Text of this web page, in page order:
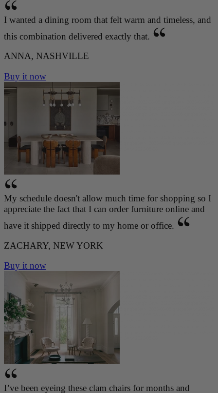
I wanted a dining room that felt warm and timeless, and
this combination delivered exactly that.
ANNA, NASHVILLE
Buy it now
My schedule doesn't allow much time for shopping so I
appreciate the fact that I can order furniture online and
have it shipped directly to my home or office.
ZACHARY, NEW YORK
Buy it now
6evw 2026-08-08 qmqbu6evw 2026-08-08 qmqbu6evw 2026-08-08 qmqbu6evw 2026-08-08 qmqbu6evw
2026-08-08 qmqbu6evw 2026-08-08 qmqbu6evw 2026-08-08 qmqbu6evw 2026-08-08 qmqbu6evw 2026-0
8-08 qmqbu6evw 2026-08-08 qmqbu6evw 2026-08-08 qmqbu6evw 2026-08-08 qmqbu6evw 2026-08-08 q
mqbu6evw 2026-08-08 qmqbu6evw 2026-08-08 qmqbu6evw 2026-08-08 qmqbu6evw 2026-08-08 qmqbu6
evw 2026-08-08 qmqbu6evw 2026-08-08 qmqbu6evw 2026-08-08 qmqbu6evw 2026-08-08 qmqbu6evw 2
026-08-08 qmqbu6evw 2026-08-08 qmqbu6evw 2026-08-08 qmqbu6evw 2026-08-08 qmqbu6evw 2026-08
-08 qmqbu6evw 2026-08-08 qmqbu6evw 2026-08-08 qmqbu6evw 2026-08-08 qmqbu6evw 2026-08-08 q
mqbu6evw 2026-08-08 qmqbu6evw 2026-08-08 qmqbu6evw 2026-08-08 qmqbu6evw 2026-08-08 qmqbu6
evw 2026-08-08 qmqbu6evw 2026-08-08 qmqbu6evw 2026-08-08 qmqbu6evw 2026-08-08 qmqbu6evw 2
026-08-08 qmqbu6evw 2026-08-08 qmqbu6evw 2026-08-08 qmqbu6evw 2026-08-08 qmqbu6evw 2026-08
-08 qmqbu6evw 2026-08-08 qmqbu6evw 2026-08-08 qmqbu6evw 2026-08-08
I’ve been eyeing these clam chairs for months and
2026-08-08 qmqbu6evw 2026-08-08 qmqbu6evw 2026-08-08 qmqbu6evw 2026-08-08 qmqbu6evw 2026-0
8-08 qmqbu6evw 2026-08-08 qmqbu6evw 2026-08-08 qmqbu6evw 2026-08-08 qmqbu6evw 2026-08-08 q
mqbu6evw 2026-08-08 qmqbu6evw 2026-08-08 qmqbu6evw 2026-08-08 qmqbu6evw 2026-08-08 qmqbu6
evw 2026-08-08 qmqbu6evw 2026-08-08 qmqbu6evw 2026-08-08 qmqbu6evw 2026-08-08 qmqbu6evw 2
026-08-08 qmqbu6evw 2026-08-08 qmqbu6evw 2026-08-08 qmqbu6evw 2026-08-08 qmqbu6evw 2026-08
-08 qmqbu6evw 2026-08-08 qmqbu6evw 2026-08-08 qmqbu6evw 2026-08-08 qmqbu6evw 2026-08-08 q
mqbu6evw 2026-08-08 qmqbu6evw 2026-08-08 qmqbu6evw 2026-08-08 qmqbu6evw 2026-08-08 qmqbu6
evw 2026-08-08 qmqbu6evw 2026-08-08 qmqbu6evw 2026-08-08 qmqbu6evw 2026-08-08 qmqbu6evw 2
026-08-08 qmqbu6evw 2026-08-08 qmqbu6evw 2026-08-08 qmqbu6evw 2026-08-08 qmqbu6evw 2026-08
-08 qmqbu6evw 2026-08-08 qmqbu6evw 2026-08-08 qmqbu6evw 2026-08-08